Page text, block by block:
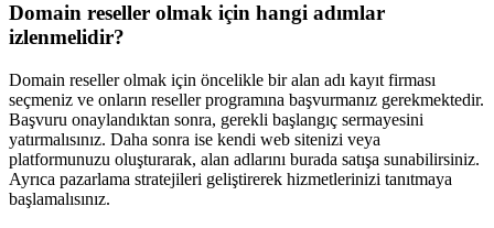
Domain reseller olmak için hangi adımlar
izlenmelidir?
Domain reseller olmak için öncelikle bir alan adı kayıt firması
seçmeniz ve onların reseller programına başvurmanız gerekmektedir.
Başvuru onaylandıktan sonra, gerekli başlangıç sermayesini
yatırmalısınız. Daha sonra ise kendi web sitenizi veya
platformunuzu oluşturarak, alan adlarını burada satışa sunabilirsiniz.
Ayrıca pazarlama stratejileri geliştirerek hizmetlerinizi tanıtmaya
başlamalısınız.